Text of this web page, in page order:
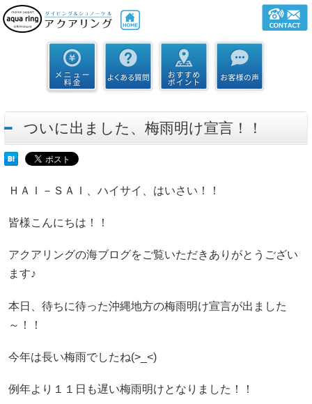
ついに出ました、梅雨明け宣言！！
ＨＡＩ－ＳＡＩ、ハイサイ、はいさい！！
皆様こんにちは！！
アクアリングの海ブログをご覧いただきありがとうござい
ます♪
本日、待ちに待った沖縄地方の梅雨明け宣言が出ました
～！！
今年は長い梅雨でしたね(>_<)
例年より１１日も遅い梅雨明けとなりました！！